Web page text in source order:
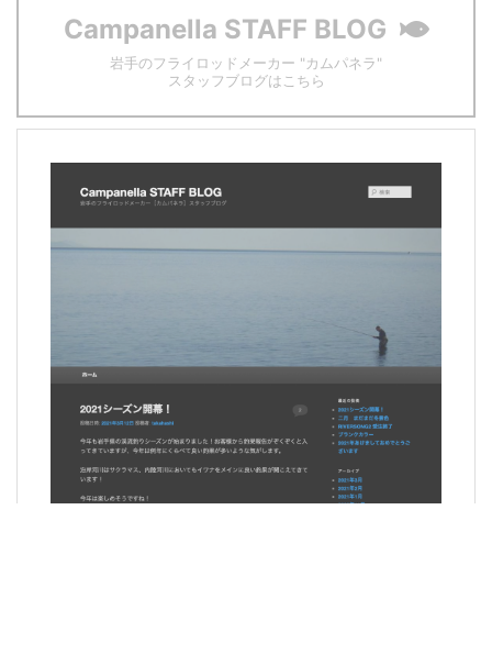
Campanella STAFF BLOG
岩手のフライロッドメーカー "カムパネラ"
スタッフブログはこちら